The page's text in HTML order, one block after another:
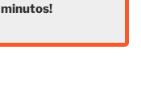
minutos!